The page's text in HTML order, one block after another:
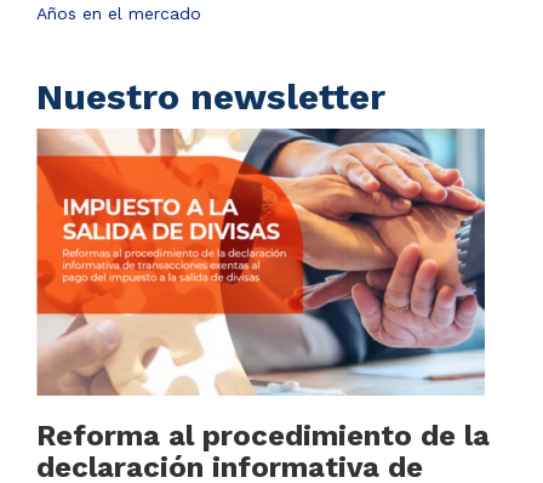
Años en el mercado
Nuestro newsletter
Reforma al procedimiento de la
declaración informativa de